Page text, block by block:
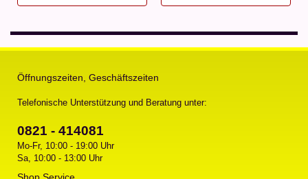
Öffnungszeiten, Geschäftszeiten
Telefonische Unterstützung und Beratung unter:
0821 - 414081
Mo-Fr, 10:00 - 19:00 Uhr
Sa, 10:00 - 13:00 Uhr